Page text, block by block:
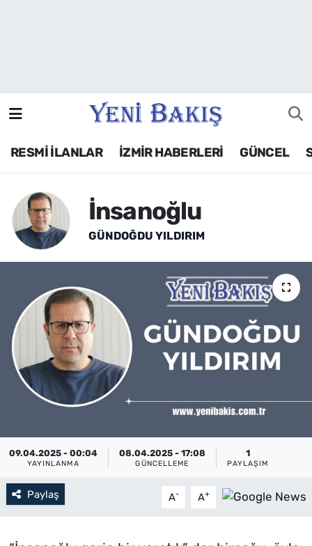
RESMİ İLANLAR İZMİR HABERLERİ GÜNCEL
İnsanoğlu
GÜNDOĞDU YILDIRIM
09.04.2025 - 00:04
YAYINLANMA
08.04.2025 - 17:08
GÜNCELLEME
1
PAYLAŞIM
Paylaş A- A+
Siyaset
Asayiş / Polis-Adliye
Spor
Magazin
Foto Galeri
Künye
İletişim